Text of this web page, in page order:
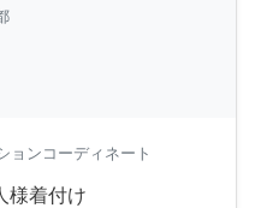
ョンコーディネート
様着付け